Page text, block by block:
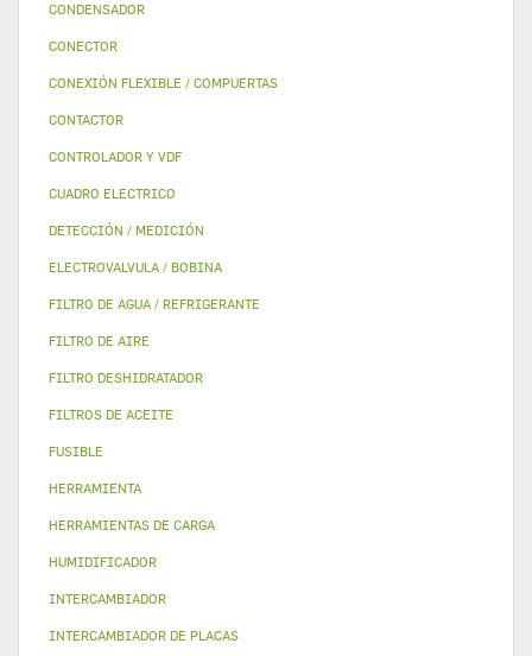
CONDENSADOR
CONECTOR
CONEXIÓN FLEXIBLE / COMPUERTAS
CONTACTOR
CONTROLADOR Y VDF
CUADRO ELECTRICO
DETECCIÓN / MEDICIÓN
ELECTROVALVULA / BOBINA
FILTRO DE AGUA / REFRIGERANTE
FILTRO DE AIRE
FILTRO DESHIDRATADOR
FILTROS DE ACEITE
FUSIBLE
HERRAMIENTA
HERRAMIENTAS DE CARGA
HUMIDIFICADOR
INTERCAMBIADOR
INTERCAMBIADOR DE PLACAS